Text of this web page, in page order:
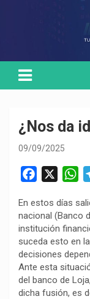
¿Nos da
09/09/2025
c
e
b
o
o
k
W
a
t
s
A
p
p
En estos días
nacional (Banco
institución
suceda esto en
decisiones
Ante esta
del banco de
dicha fusión, es